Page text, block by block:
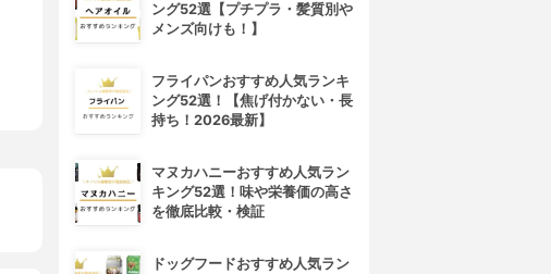
ング52選【プチプラ・髪質別や
メンズ向けも！】
フライパンおすすめ人気ランキ
ング52選！【焦げ付かない・長
持ち！2026最新】
マヌカハニーおすすめ人気ラン
キング52選！味や栄養価の高さ
を徹底比較・検証
ドッグフードおすすめ人気ラン